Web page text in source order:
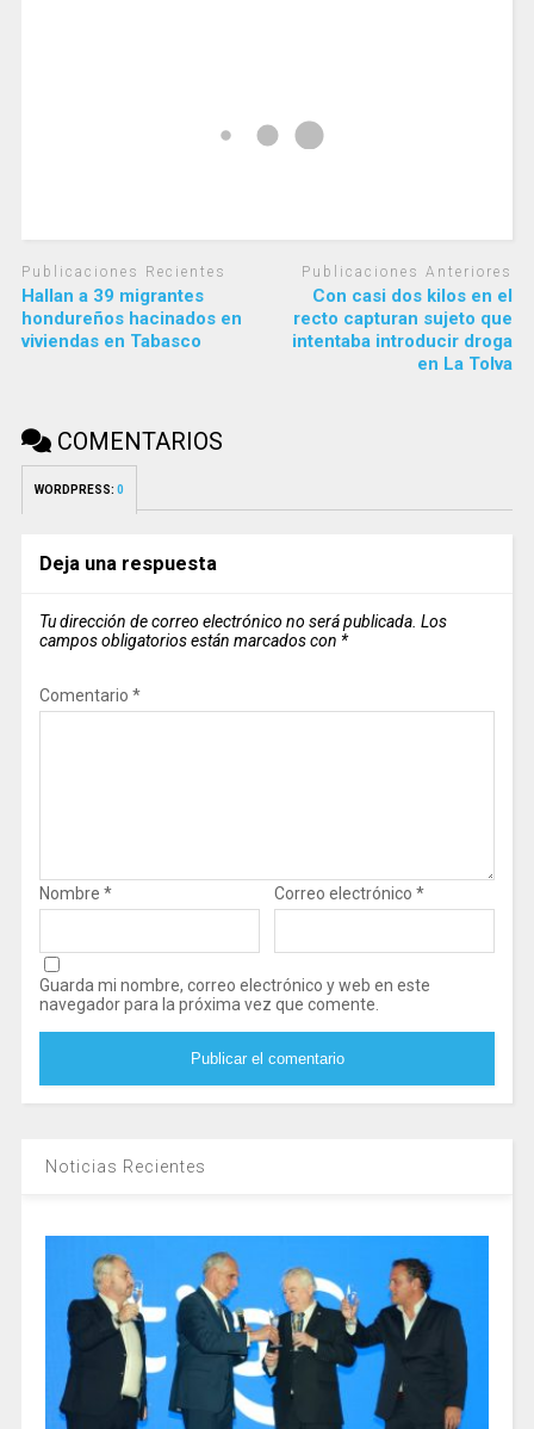
Publicaciones Recientes
Hallan a 39 migrantes
hondureños hacinados en
viviendas en Tabasco
Publicaciones Anteriores
Con casi dos kilos en el
recto capturan sujeto que
intentaba introducir droga
en La Tolva
COMENTARIOS
WORDPRESS: 0
Deja una respuesta
Tu dirección de correo electrónico no será publicada. Los
campos obligatorios están marcados con *
Comentario *
Nombre * Correo electrónico *
Guarda mi nombre, correo electrónico y web en este
navegador para la próxima vez que comente.
Noticias Recientes